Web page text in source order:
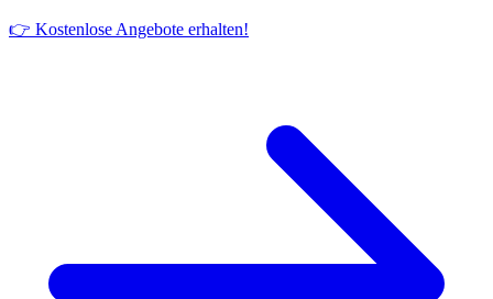
👉 Kostenlose Angebote erhalten!